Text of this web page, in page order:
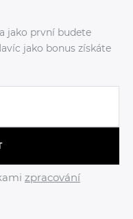
jako první budete
jako bonus získáte
zpracování